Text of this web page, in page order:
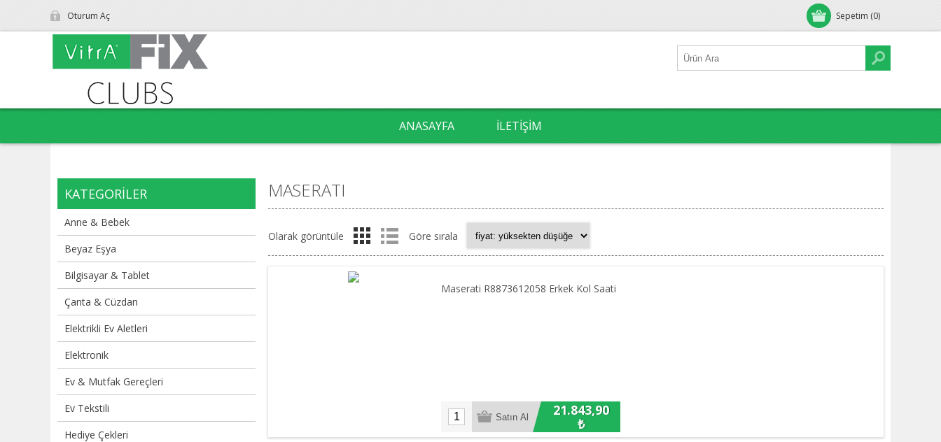
Sepetim (0)
Oturum Aç
ANASAYFA İLETIŞIM
KATEGORILER
Anne & Bebek
Beyaz Eşya
Bilgisayar & Tablet
Çanta & Cüzdan
Elektrikli Ev Aletleri
Elektronik
Ev & Mutfak Gereçleri
Ev Tekstili
Hediye Çekleri
MASERATI
Olarak görüntüle Göre sırala
Maserati R8873612058 Erkek Kol Saati
21.843,90
₺